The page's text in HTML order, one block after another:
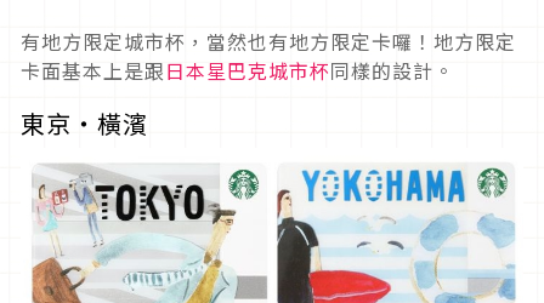
有地方限定城市杯，當然也有地方限定卡囉！地方限定
卡面基本上是跟日本星巴克城市杯同樣的設計。
東京・橫濱